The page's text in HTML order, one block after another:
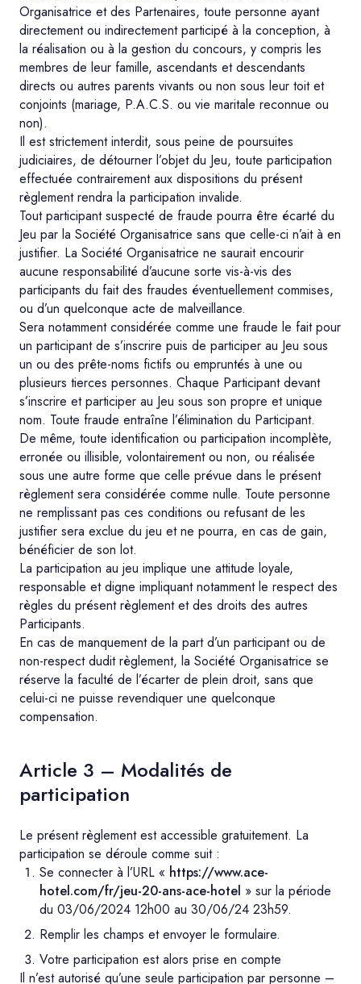
Organisatrice et des Partenaires, toute personne ayant
directement ou indirectement participé à la conception, à
la réalisation ou à la gestion du concours, y compris les
membres de leur famille, ascendants et descendants
directs ou autres parents vivants ou non sous leur toit et
conjoints (mariage, P.A.C.S. ou vie maritale reconnue ou
non).
Il est strictement interdit, sous peine de poursuites
judiciaires, de détourner l’objet du Jeu, toute participation
effectuée contrairement aux dispositions du présent
règlement rendra la participation invalide.
Tout participant suspecté de fraude pourra être écarté du
Jeu par la Société Organisatrice sans que celle-ci n’ait à en
justifier. La Société Organisatrice ne saurait encourir
aucune responsabilité d’aucune sorte vis-à-vis des
participants du fait des fraudes éventuellement commises,
ou d’un quelconque acte de malveillance.
Sera notamment considérée comme une fraude le fait pour
un participant de s’inscrire puis de participer au Jeu sous
un ou des prête-noms fictifs ou empruntés à une ou
plusieurs tierces personnes. Chaque Participant devant
s’inscrire et participer au Jeu sous son propre et unique
nom. Toute fraude entraîne l’élimination du Participant.
De même, toute identification ou participation incomplète,
erronée ou illisible, volontairement ou non, ou réalisée
sous une autre forme que celle prévue dans le présent
règlement sera considérée comme nulle. Toute personne
ne remplissant pas ces conditions ou refusant de les
justifier sera exclue du jeu et ne pourra, en cas de gain,
bénéficier de son lot.
La participation au jeu implique une attitude loyale,
responsable et digne impliquant notamment le respect des
règles du présent règlement et des droits des autres
Participants.
En cas de manquement de la part d’un participant ou de
non-respect dudit règlement, la Société Organisatrice se
réserve la faculté de l’écarter de plein droit, sans que
celui-ci ne puisse revendiquer une quelconque
compensation.
Article 3 – Modalités de
participation
Le présent règlement est accessible gratuitement. La
participation se déroule comme suit :
Se connecter à l’URL « https://www.ace-
hotel.com/fr/jeu-20-ans-ace-hotel » sur la période
du 03/06/2024 12h00 au 30/06/24 23h59.
Remplir les champs et envoyer le formulaire.
Votre participation est alors prise en compte
Il n’est autorisé qu’une seule participation par personne –